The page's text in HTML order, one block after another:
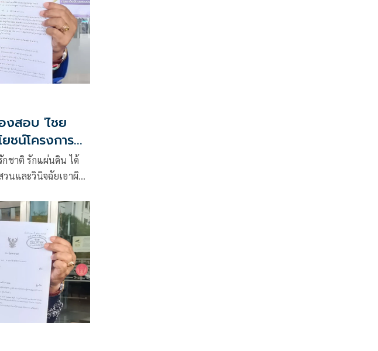
งสอบ 'ไชย
ชน์โครงการ
กชาติ รักแผ่นดิน ได้
นและวินิจฉัยเอาผิด
นโครงการยกระดับ
เพื่อคนไทย (TH-AI